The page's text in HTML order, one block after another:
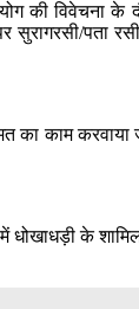
की विवेचना के
सुरागरसी/पता
काम करवाया
धोखाधड़ी के